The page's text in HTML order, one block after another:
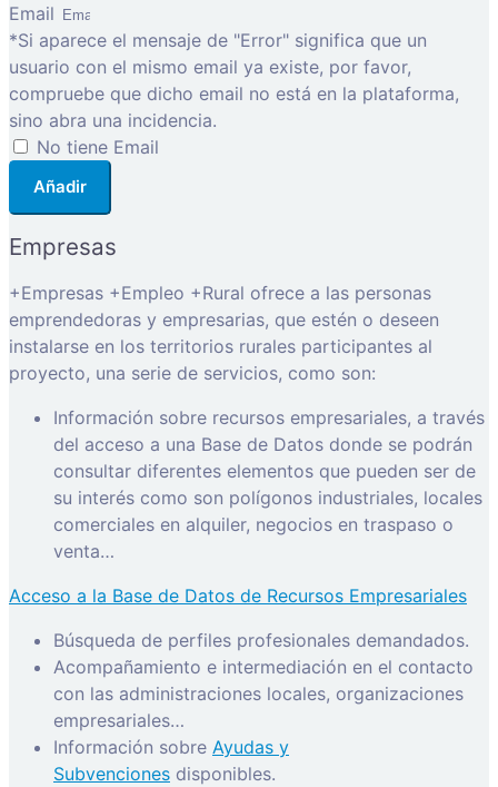
Email
*Si aparece el mensaje de "Error" significa que un
usuario con el mismo email ya existe, por favor,
compruebe que dicho email no está en la plataforma,
sino abra una incidencia.
No tiene Email
Añadir
Empresas
+Empresas +Empleo +Rural ofrece a las personas
emprendedoras y empresarias, que estén o deseen
instalarse en los territorios rurales participantes al
proyecto, una serie de servicios, como son:
Información sobre recursos empresariales, a través
del acceso a una Base de Datos donde se podrán
consultar diferentes elementos que pueden ser de
su interés como son polígonos industriales, locales
comerciales en alquiler, negocios en traspaso o
venta…
Acceso a la Base de Datos de Recursos Empresariales
Búsqueda de perfiles profesionales demandados.
Acompañamiento e intermediación en el contacto
con las administraciones locales, organizaciones
empresariales…
Información sobre Ayudas y
Subvenciones disponibles.